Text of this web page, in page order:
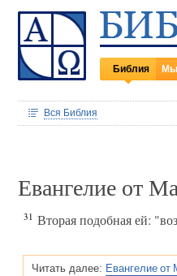
Библия
Вся Библия
Евангелие от
31 Вторая подобная ей:
Читать далее: Евангелие от